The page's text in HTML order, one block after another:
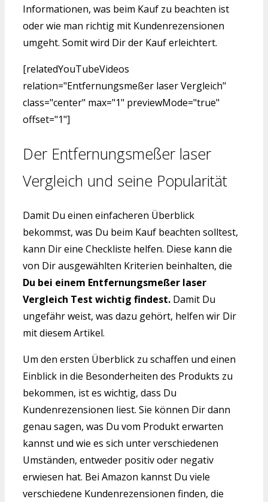
Informationen, was beim Kauf zu beachten ist
oder wie man richtig mit Kundenrezensionen
umgeht. Somit wird Dir der Kauf erleichtert.
[relatedYouTubeVideos
relation="Entfernungsmeßer laser Vergleich"
class="center" max="1" previewMode="true"
offset="1"]
Der Entfernungsmeßer laser
Vergleich und seine Popularität
Damit Du einen einfacheren Überblick
bekommst, was Du beim Kauf beachten solltest,
kann Dir eine Checkliste helfen. Diese kann die
von Dir ausgewählten Kriterien beinhalten, die
Du bei einem Entfernungsmeßer laser
Vergleich Test wichtig findest. Damit Du
ungefähr weist, was dazu gehört, helfen wir Dir
mit diesem Artikel.
Um den ersten Überblick zu schaffen und einen
Einblick in die Besonderheiten des Produkts zu
bekommen, ist es wichtig, dass Du
Kundenrezensionen liest. Sie können Dir dann
genau sagen, was Du vom Produkt erwarten
kannst und wie es sich unter verschiedenen
Umständen, entweder positiv oder negativ
erwiesen hat. Bei Amazon kannst Du viele
verschiedene Kundenrezensionen finden, die